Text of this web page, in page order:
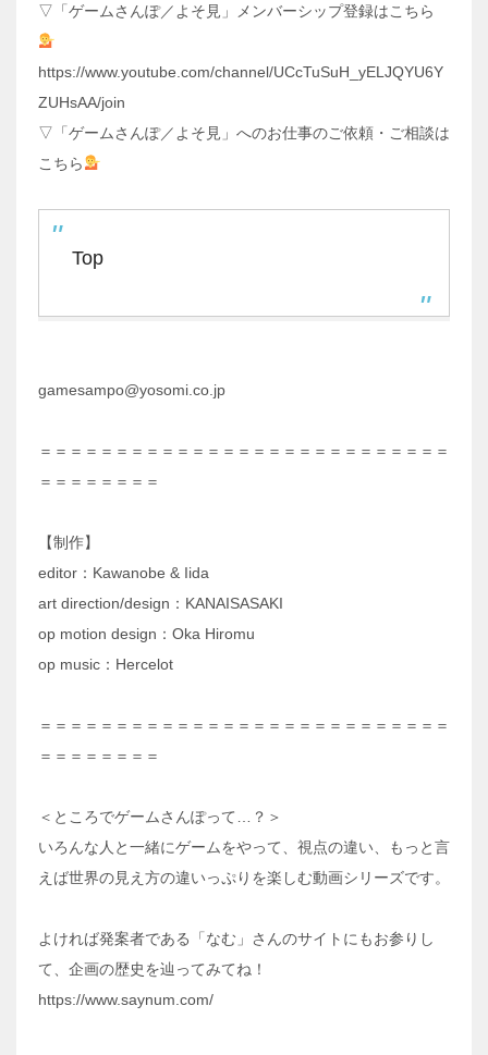
▽「ゲームさんぽ／よそ見」メンバーシップ登録はこちら
https://www.youtube.com/channel/UCcTuSuH_yELJQYU6Y
ZUHsAA/join
▽「ゲームさんぽ／よそ見」へのお仕事のご依頼・ご相談は
こちら
Top
gamesampo@yosomi.co.jp
＝＝＝＝＝＝＝＝＝＝＝＝＝＝＝＝＝＝＝＝＝＝＝＝＝＝＝
＝＝＝＝＝＝＝＝
【制作】
editor：Kawanobe & Iida
art direction/design：KANAISASAKI
op motion design：Oka Hiromu
op music：Hercelot
＝＝＝＝＝＝＝＝＝＝＝＝＝＝＝＝＝＝＝＝＝＝＝＝＝＝＝
＝＝＝＝＝＝＝＝
＜ところでゲームさんぽって…？＞
いろんな人と一緒にゲームをやって、視点の違い、もっと言
えば世界の見え方の違いっぷりを楽しむ動画シリーズです。
よければ発案者である「なむ」さんのサイトにもお参りし
て、企画の歴史を辿ってみてね！
https://www.saynum.com/